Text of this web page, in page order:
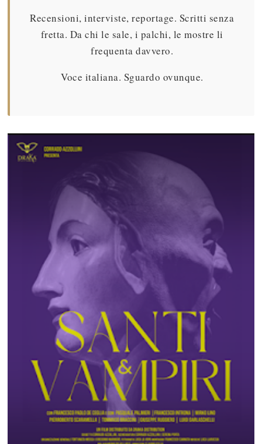
Recensioni, interviste, reportage. Scritti senza
fretta. Da chi le sale, i palchi, le mostre li
frequenta davvero.
Voce italiana. Sguardo ovunque.